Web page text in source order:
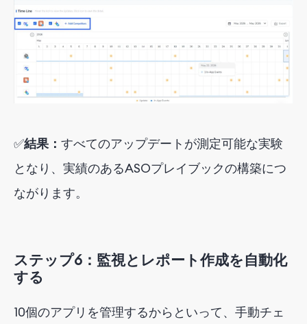
✅結果： すべてのアップデートが測定可能な実験
となり、実績のあるASOプレイブックの構築につ
ながります。
ステップ6：監視とレポート作成を自動化
する
10個のアプリを管理するからといって、手動チェ